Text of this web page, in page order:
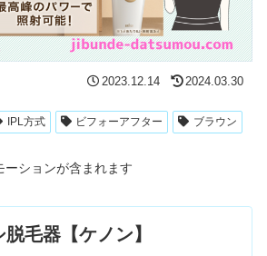
2023.12.14 2024.03.30
IPL方式 ビフォーアフター ブラウン
ーションが含まれます
毛器【ケノン】